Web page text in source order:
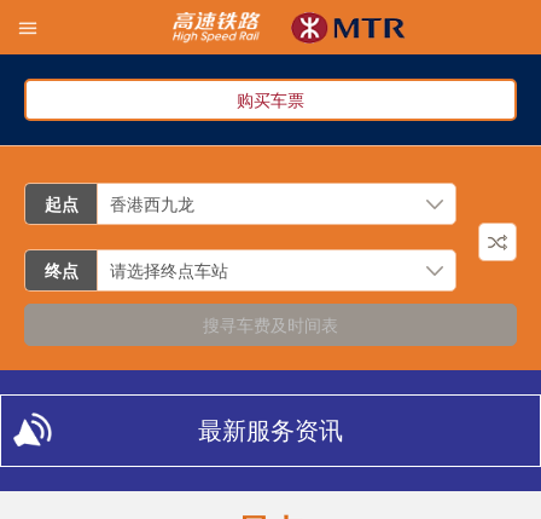
购买车票
起点
终点
搜寻车费及时间表
最新服务资讯